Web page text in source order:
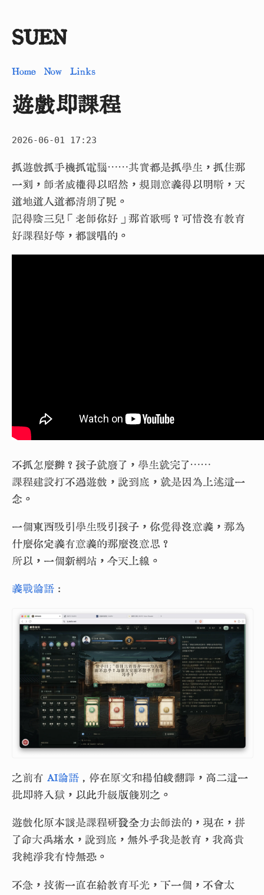
SUEN
Home Now Links
遊戲即課程
2026-06-01 17:23
抓遊戲抓手機抓電腦⋯⋯其實都是抓學生，抓住那
一刻，師者威權得以昭然，規則意義得以明晰，天
道地道人道都清朗了呢。
記得陰三兒「老師你好」那首歌嗎？可惜沒有教育
好課程好等，都該唱的。
不抓怎麼辦？孩子就廢了，學生就完了⋯⋯
課程建設打不過遊戲，說到底，就是因為上述這一
念。
一個東西吸引學生吸引孩子，你覺得沒意義，那為
什麼你定義有意義的那麼沒意思？
所以，一個新網站，今天上線。
義戰論語 :
之前有 AI論語 , 停在原文和楊伯峻翻譯，高二這一
批即將入獄，以此升級版餞別之。
遊戲化原本該是課程研發全力去師法的，現在，拼
了命大禹堵水，說到底，無外乎我是教育，我高貴
我純淨我有恃無恐。
不急，技術一直在給教育耳光，下一個，不會太